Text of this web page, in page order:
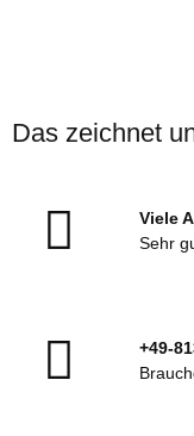
Das zeichnet
Viele
Sehr
+49-